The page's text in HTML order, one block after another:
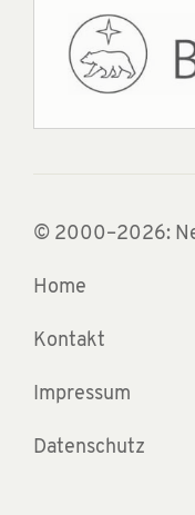
© 2000–2026:
Home
Kontakt
Impressum
Datenschutz